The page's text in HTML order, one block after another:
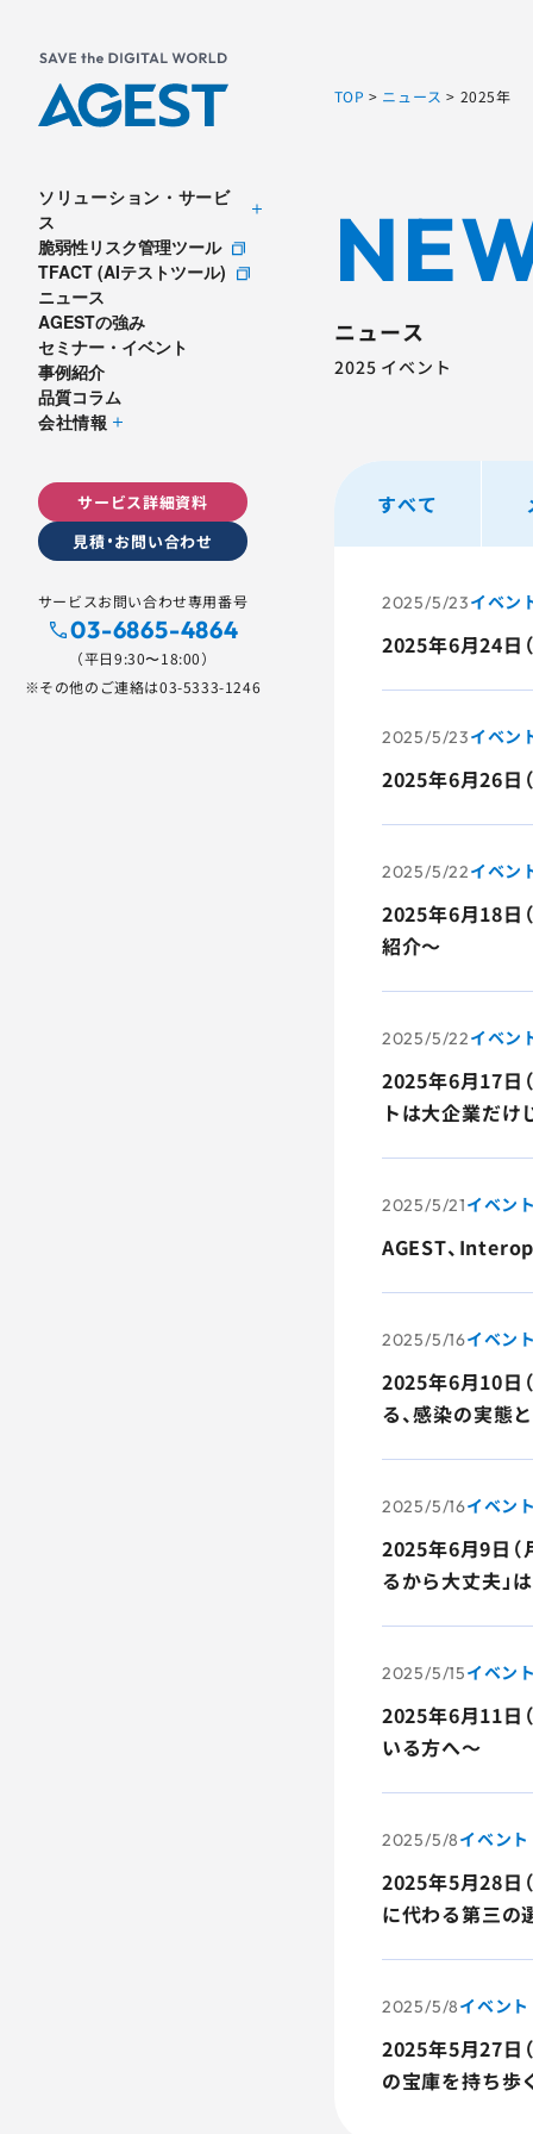
ソリューション・サービ
ス
脆弱性リスク管理ツール
TFACT (AIテストツール)
ニュース
AGESTの強み
セミナー・イベント
事例紹介
品質コラム
会社情報
サービス詳細資料
見積・お問い合わせ
サービスお問い合わせ専用番号
03-6865-4864
（平日9:30〜18:00）
※その他のご連絡は03-5333-1246
TOP > ニュース > 2025年
ニュース
2025 イベント
すべて
2025/5/23イベン
2025年6月24日
2025/5/23イベン
2025年6月26日
2025/5/22イベン
2025年6月18日
紹介～
2025/5/22イベン
2025年6月17日
トは大企業だけ
2025/5/21イベン
AGEST、
2025/5/16イベン
2025年6月10日
る、感染の実態
2025/5/16イベン
2025年6月9日（
るから大丈夫」
2025/5/15イベン
2025年6月11日
いる方へ～
2025/5/8イベント
2025年5月28日
に代わる第三の
2025/5/8イベント
2025年5月27日
の宝庫を持ち歩